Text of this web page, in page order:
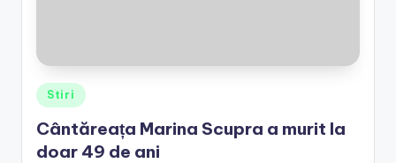
Posted
Stiri
Cântăreața Marina Scupra a murit la
doar 49 de ani